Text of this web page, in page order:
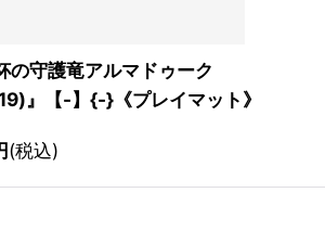
の守護竜アルマドゥーク
』【-】{-}《プレイマット》
(税込)